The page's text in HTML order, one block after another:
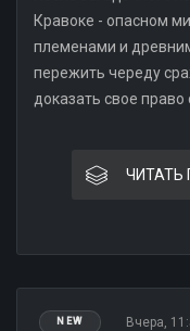
Кравоке - опасном
племенами и
пережить череду
доказать свое
ЧИТАТЬ
NEW Вчера,